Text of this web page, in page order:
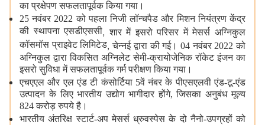
का प्रक्षेपण सफलतापूर्वक किया गया।
25 नवंबर 2022 को पहला निजी लॉन्चपैड और मिशन नियंत्रण केंद्र
की स्थापना एसडीएससी,शार में इसरो परिसर में मेसर्स अग्निकुल
कॉसमॉस प्राइवेट लिमिटेड,चेन्नई द्वारा की गई। 04 नवंबर 2022 को
अग्निकुल द्वारा विकसित अग्निलेट सेमी-क्रायोजेनिक रॉकेट इंजन का
इसरो सुविधा में सफलतापूर्वक गर्म परीक्षण किया गया।
एचएएल और एल एंड टी कंसोर्टिया 5वें नंबर के पीएसएलवी एंड-टू-एंड
उत्पादन के लिए भारतीय उद्योग भागीदार होंगे, जिसका अनुबंध मूल्य
824 करोड़ रुपये है।
भारतीय अंतरिक्ष स्टार्ट-अप मेसर्स ध्रुवस्पेस के दो नैनो-उपग्रहों को